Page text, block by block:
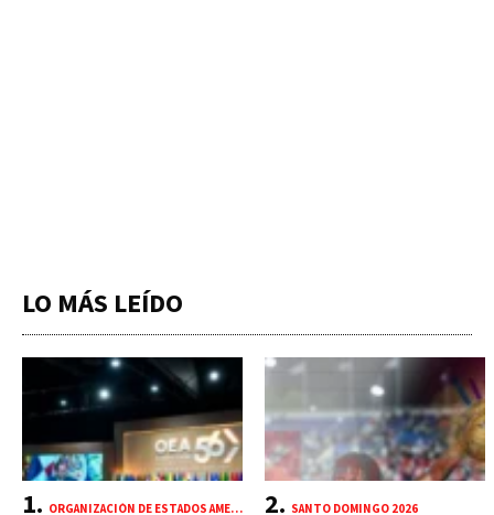
LO MÁS LEÍDO
ORGANIZACIÓN DE ESTADOS AMERICANOS (OEA) SANTO DOMINGO 2026